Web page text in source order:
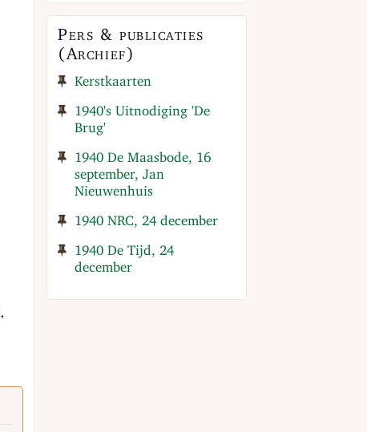
.
Pers & publicaties
(Archief)
Kerstkaarten
1940's Uitnodiging 'De
Brug'
1940 De Maasbode, 16
september, Jan
Nieuwenhuis
1940 NRC, 24 december
1940 De Tijd, 24
december